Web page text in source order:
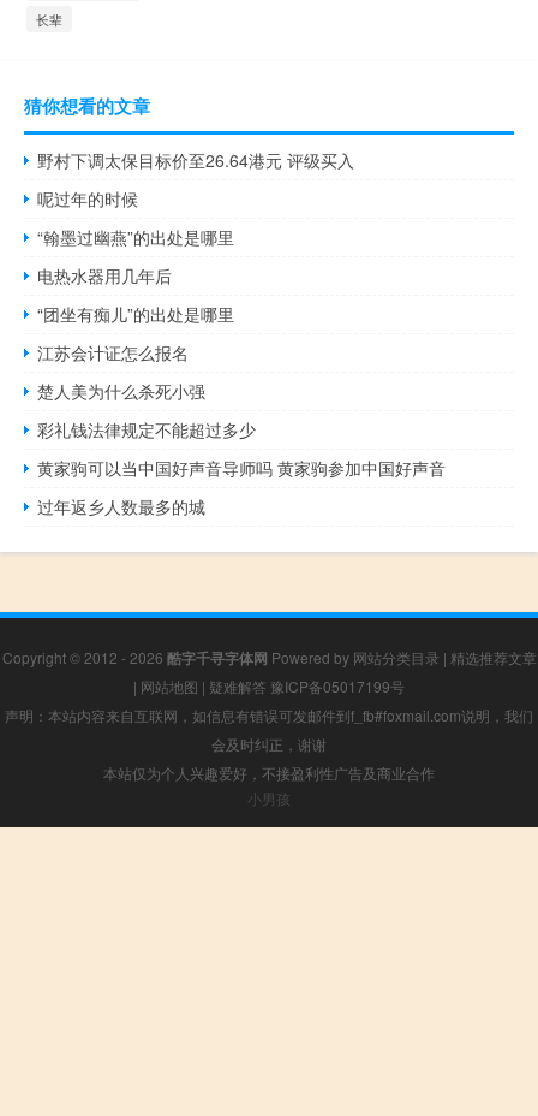
长辈
猜你想看的文章
野村下调太保目标价至26.64港元 评级买入
呢过年的时候
“翰墨过幽燕”的出处是哪里
电热水器用几年后
“团坐有痴儿”的出处是哪里
江苏会计证怎么报名
楚人美为什么杀死小强
彩礼钱法律规定不能超过多少
黄家驹可以当中国好声音导师吗 黄家驹参加中国好声音
过年返乡人数最多的城
Copyright © 2012 - 2026 酷字千寻字体网 Powered by 网站分类目录 | 精选推荐文章
| 网站地图 | 疑难解答 豫ICP备05017199号
声明：本站内容来自互联网，如信息有错误可发邮件到f_fb#foxmail.com说明，我们
会及时纠正，谢谢
本站仅为个人兴趣爱好，不接盈利性广告及商业合作
小男孩